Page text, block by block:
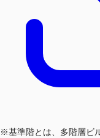
※基準階とは、多階層ビ